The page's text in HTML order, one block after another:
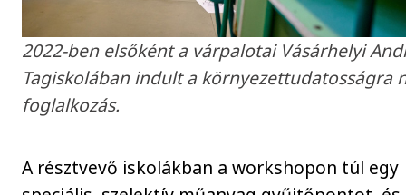
2022-ben elsőként a várpalotai Vásárhelyi
Tagiskolában indult a környezettudatosságra
foglalkozás.
A résztvevő iskolákban a workshopon túl egy